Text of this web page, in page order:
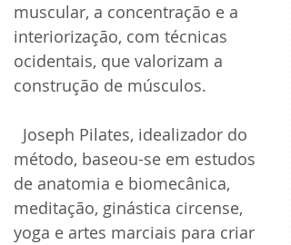
muscular, a concentração e a
interiorização, com técnicas
ocidentais, que valorizam a
construção de músculos.
método, baseou-se em estudos
de anatomia e biomecânica,
meditação, ginástica circense,
yoga e artes marciais para criar